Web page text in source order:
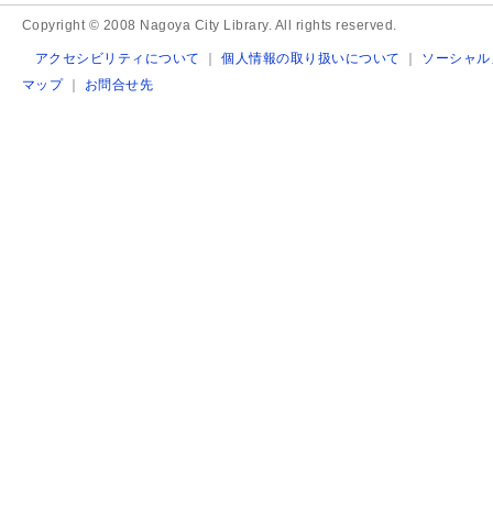
Copyright © 2008 Nagoya City Library. All rights reserved.
アクセシビリティについて ｜個人情報の取り扱いについて ｜ ソーシャ
マップ｜ お問合せ先